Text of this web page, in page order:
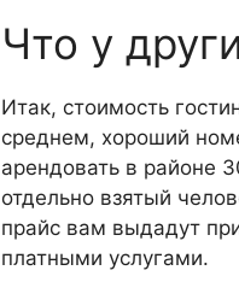
Что у
Итак, стоимость
среднем, хоро­ший
арендовать в районе
отдельно взятый
прайс вам вы­дадут
платными услугами.